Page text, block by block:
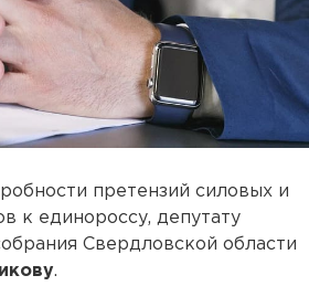
претензий силовых и
к единороссу, депутату
Свердловской области
.